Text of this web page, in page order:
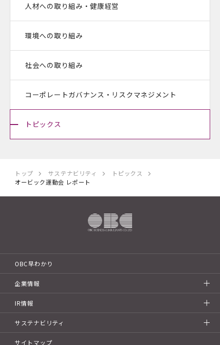
トップ サステナビリティ
トピックス
オービック運動会 レポート
人材への取り組み・健康経営
環境への取り組み
社会への取り組み
コーポレートガバナンス・ リスクマネジメント
トピックス
OBC早わかり
企業情報
IR情報
サステナビリティ
サイトマップ